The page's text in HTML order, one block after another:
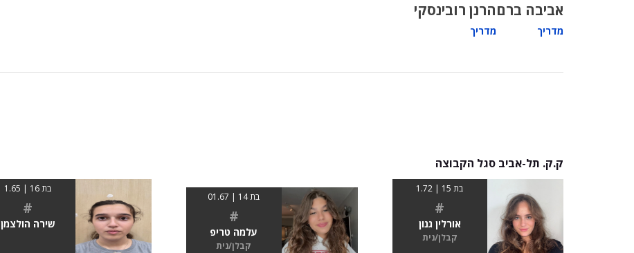
אביבה ברם
מדריך
הרנן רובינסקי
מדריך
ק.ק. תל-אביב סגל הקבוצה
בת 15 | 1.72
#
אורלין גנון
קבלן/נית
בת 14 | 01.67
#
עלמה טריפ
קבלן/נית
בת 16 | 1.65
#
שירה הולצמן